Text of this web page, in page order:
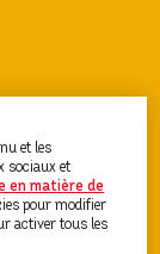
et les
sociaux et
en matière de
pour modifier
activer tous les